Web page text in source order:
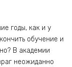
годы, как и у
обучение и
В академии
неожиданно